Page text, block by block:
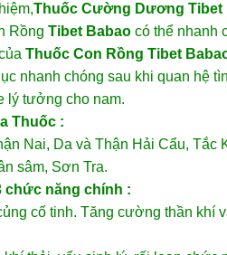
Thuốc Cường Dương Tibet
Rồng Tibet Babao có thể nhanh
Thuốc Con Rồng Tibet
nhanh chóng sau khi quan hệ
lý tưởng cho nam.
Thuốc :
Nai, Da và Thận Hải Cẩu, Tắc
sâm, Sơn Tra.
chức năng chính :
cố tinh. Tăng cường thần khí